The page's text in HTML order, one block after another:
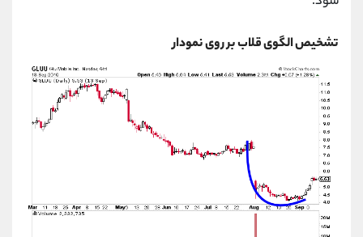
تشخیص الگوی قلاب بر روی نمودار